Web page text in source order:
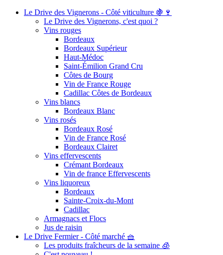
Le Drive des Vignerons - Côté viticulture 🍇🍷
Le Drive des Vignerons, c'est quoi ?
Vins rouges
Bordeaux
Bordeaux Supérieur
Haut-Médoc
Saint-Émilion Grand Cru
Côtes de Bourg
Vin de France Rouge
Cadillac Côtes de Bordeaux
Vins blancs
Bordeaux Blanc
Vins rosés
Bordeaux Rosé
Vin de France Rosé
Bordeaux Clairet
Vins effervescents
Crémant Bordeaux
Vin de france Effervescents
Vins liquoreux
Bordeaux
Sainte-Croix-du-Mont
Cadillac
Armagnacs et Flocs
Jus de raisin
Le Drive Fermier - Côté marché 🧺
Les produits fraîcheurs de la semaine 🧊